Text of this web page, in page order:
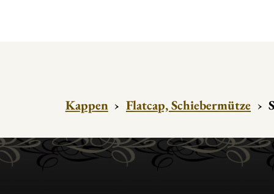
Kappen › Flatcap, Schiebermütze ›